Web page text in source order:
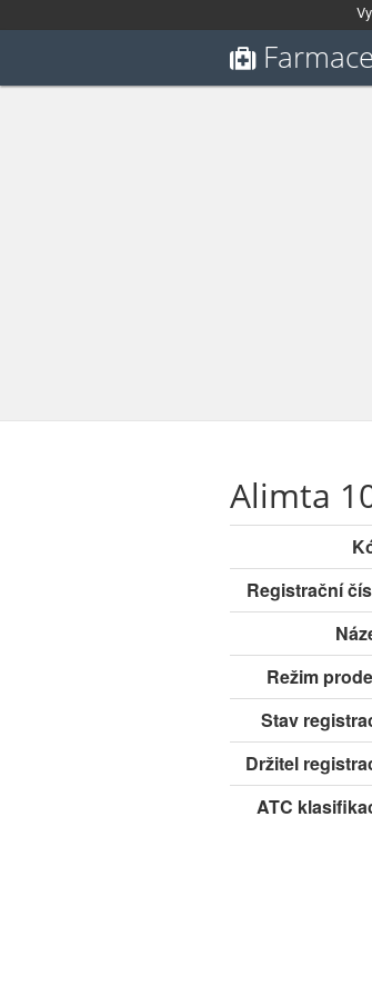
Alimta
Registrační
Režim
Stav
Držitel
ATC